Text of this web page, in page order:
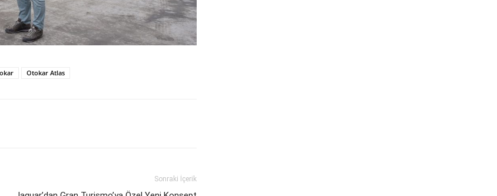
Otokar Atlas
Sonraki İçerik